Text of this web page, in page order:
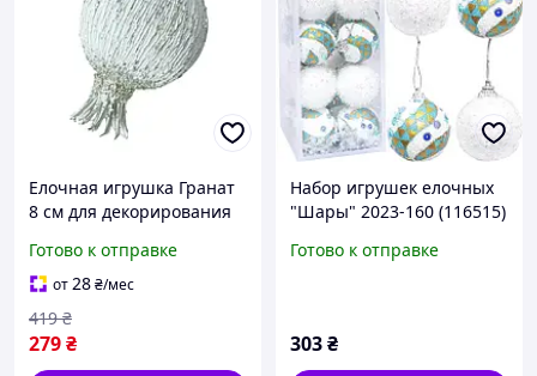
Елочная игрушка Гранат
8 см для декорирования
Готово к отправке
от28₴/мес
279₴
419 ₴
Набор игрушек елочных
"Шары" 2023-160 (116515)
Готово к отправке
303₴